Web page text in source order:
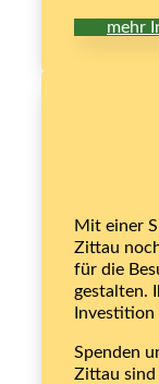
mehr
Mit einer
Zittau
für die
gestalten.
Spenden
Zittau sind